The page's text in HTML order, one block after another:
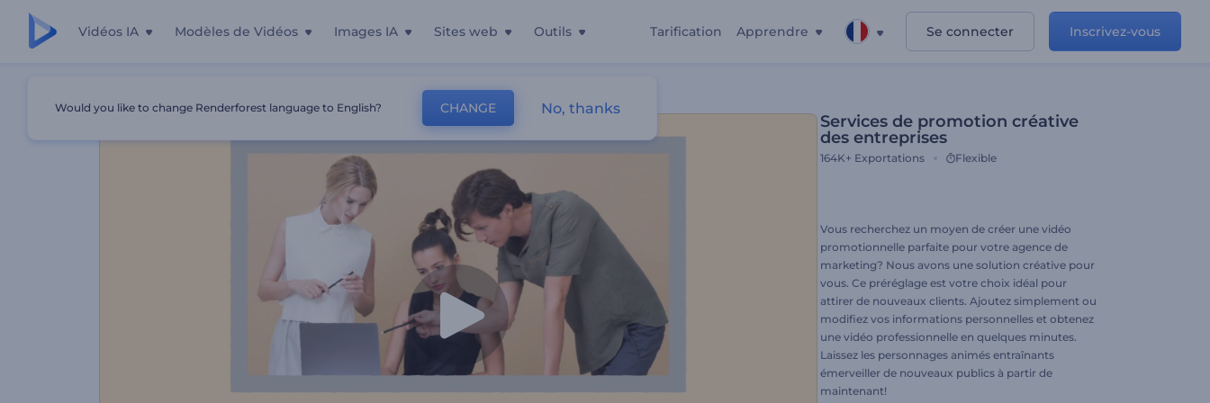
Vidéos IA Modèles de Vidéos Images IA Sites web Outils Tarification Apprendre Se connecter Inscrivez-vous
Services De Promotion Créative Des Entreprises
Services de promotion créative
des entreprises
164K+ Exportations Flexible
Vous recherchez un moyen de créer une vidéo
promotionnelle parfaite pour votre agence de
marketing? Nous avons une solution créative pour
vous. Ce préréglage est votre choix idéal pour
attirer de nouveaux clients. Ajoutez simplement ou
modifiez vos informations personnelles et obtenez
une vidéo professionnelle en quelques minutes.
Laissez les personnages animés entraînants
émerveiller de nouveaux publics à partir de
maintenant!
Would you like to change Renderforest language to English? CHANGE No, thanks